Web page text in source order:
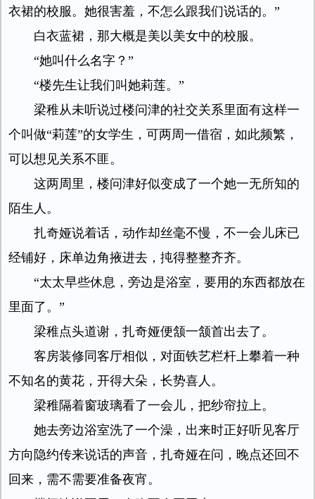
衣裙的校服。她很害羞，不怎么跟我们说话的。”
白衣蓝裙，那大概是美以美女中的校服。
“她叫什么名字？”
“楼先生让我们叫她莉莲。”
梁稚从未听说过楼问津的社交关系里面有这样一
个叫做“莉莲”的女学生，可两周一借宿，如此频繁，
可以想见关系不匪。
这两周里，楼问津好似变成了一个她一无所知的
陌生人。
扎奇娅说着话，动作却丝毫不慢，不一会儿床已
经铺好，床单边角掖进去，扽得整整齐齐。
“太太早些休息，旁边是浴室，要用的东西都放在
里面了。”
梁稚点头道谢，扎奇娅便颔一颔首出去了。
客房装修同客厅相似，对面铁艺栏杆上攀着一种
不知名的黄花，开得大朵，长势喜人。
梁稚隔着窗玻璃看了一会儿，把纱帘拉上。
她去旁边浴室洗了一个澡，出来时正好听见客厅
方向隐约传来说话的声音，扎奇娅在问，晚点还回不
回来，需不需要准备夜宵。